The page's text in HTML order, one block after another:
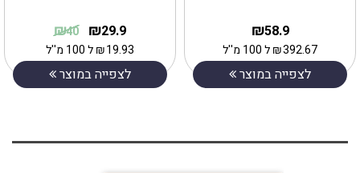
29.9
₪
40
₪
19.93
₪ל 100 מ''ל
לצפייה במוצר
58.9
₪
392.67
₪ל 100 מ''ל
לצפייה במוצר